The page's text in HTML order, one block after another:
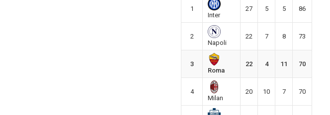
1
Inter
27 5 5 86
2
Napoli
22 7 8 73
3
Roma
22 4 11 70
4
Milan
20 10 7 70